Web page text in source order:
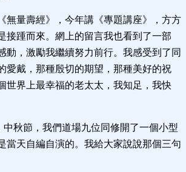
無量壽經》，今年講《專題講座》，方方
接踵而來。網上的留言我也看到了一部
動，激勵我繼續努力前行。我感受到了同
愛戴，那種殷切的期望，那種美好的祝
世界上最幸福的老太太，我知足，我快
中秋節，我們道場九位同修開了一個小型
當天自編自演的。我給大家說說那個三句